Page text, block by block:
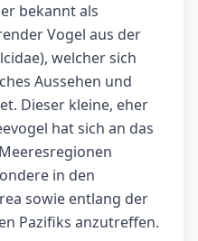
bekannt als
Vogel aus der
welcher sich
Aussehen und
Dieser kleine, eher
hat sich an das
in den
sowie entlang der
Pazifiks anzutreffen.